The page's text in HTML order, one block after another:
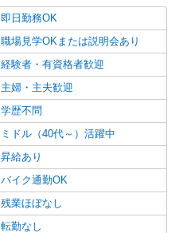
即日勤務OK
職場見学OKまたは説明会あり
経験者・有資格者歓迎
主婦・主夫歓迎
学歴不問
ミドル（40代～）活躍中
昇給あり
バイク通勤OK
残業ほぼなし
転勤なし